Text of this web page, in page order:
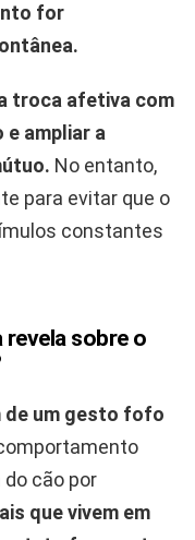
for
troca afetiva com
ampliar a
No entanto,
para evitar que o
constantes
revela sobre o
de um gesto fofo
cão por
que vivem em